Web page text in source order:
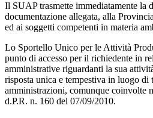
Il SUAP trasmette immediatamente la
documentazione allegata, alla
ed ai soggetti competenti in materia
Lo Sportello Unico per le Attività
punto di accesso per il richiedente in
amministrative riguardanti la sua
risposta unica e tempestiva in luogo di
amministrazioni, comunque coinvolte
d.P.R. n. 160 del 07/09/2010.